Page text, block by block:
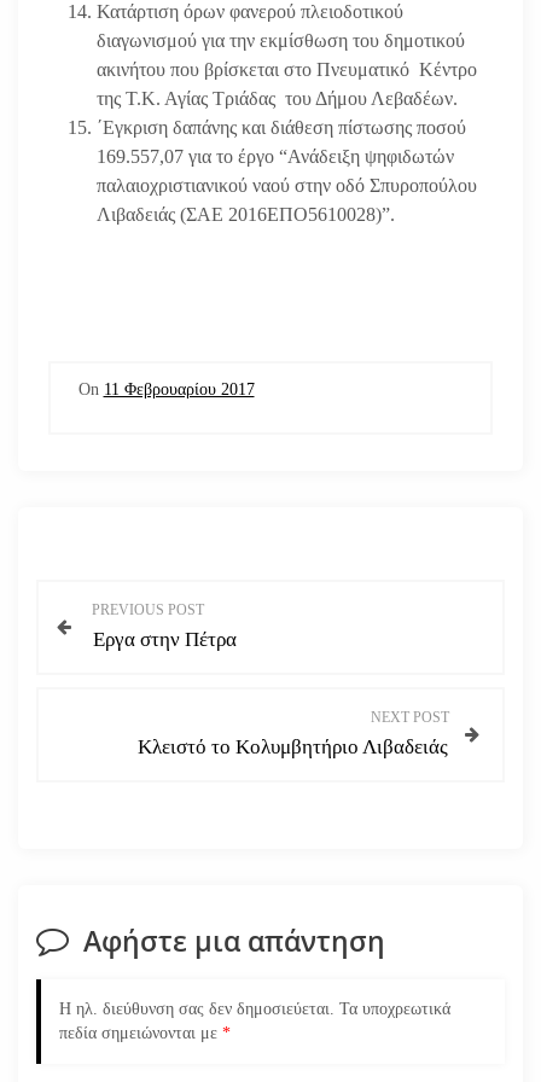
Κατάρτιση όρων φανερού πλειοδοτικού
διαγωνισμού για την εκμίσθωση του δημοτικού
ακινήτου που βρίσκεται στο Πνευματικό Κέντρο
της Τ.Κ. Αγίας Τριάδας του Δήμου Λεβαδέων.
΄Εγκριση δαπάνης και διάθεση πίστωσης ποσού
169.557,07 για το έργο “Ανάδειξη ψηφιδωτών
παλαιοχριστιανικού ναού στην οδό Σπυροπούλου
Λιβαδειάς (ΣΑΕ 2016ΕΠΟ5610028)”.
On 11 Φεβρουαρίου 2017
σ
η
PREVIOUS POST
Εργα στην Πέτρα
NEXT POST
Κλειστό το Κολυμβητήριο Λιβαδειάς
Αφήστε μια απάντηση
Η ηλ. διεύθυνση σας δεν δημοσιεύεται. Τα υποχρεωτικά
πεδία σημειώνονται με *